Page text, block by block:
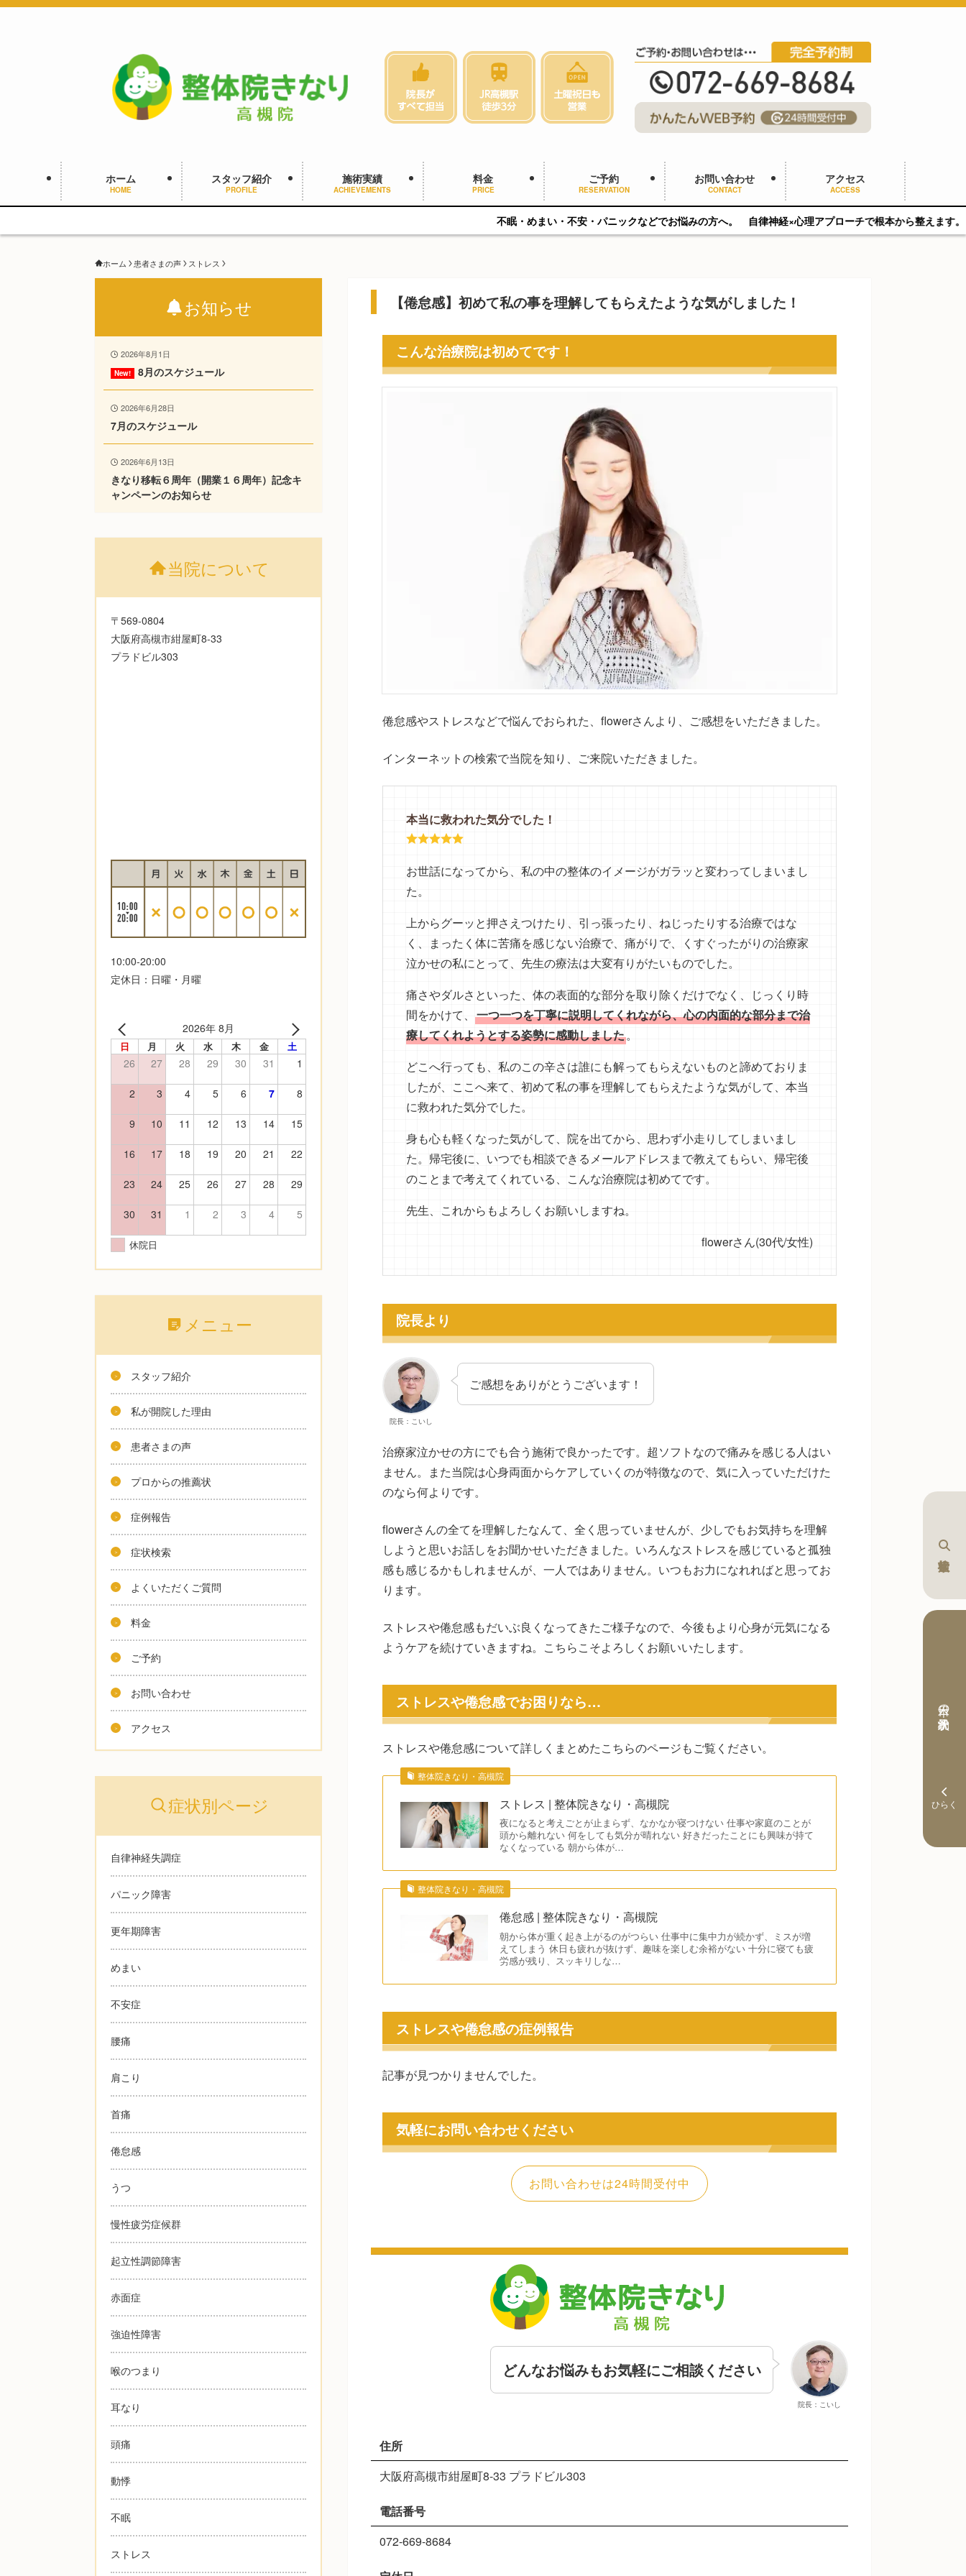
ホーム
HOME
スタッフ紹介
PROFILE
施術実績
ACHIEVEMENTS
料金
PRICE
ご予約
RESERVATION
お問い合わせ
CONTACT
アクセス
ACCESS
不眠・めまい・不安・パニックなどでお悩みの方へ。 自律神経×心理アプローチで根本から整えます。 完全マ
ホーム 患者さまの声 ストレス
【倦怠感】初めて私の事を理解してもらえたような気がしました！
本日の予約状況
こんな治療院は初めてです！
倦怠感やストレスなどで悩んでおられた、flowerさんより、ご感想をいただきました。
インターネットの検索で当院を知り、ご来院いただきました。
本当に救われた気分でした！
お世話になってから、私の中の整体のイメージがガラッと変わってしまいまし
た。
上からグーッと押さえつけたり、引っ張ったり、ねじったりする治療ではな
く、まったく体に苦痛を感じない治療で、痛がりで、くすぐったがりの治療家
泣かせの私にとって、先生の療法は大変有りがたいものでした。
痛さやダルさといった、体の表面的な部分を取り除くだけでなく、じっくり時
間をかけて、 一つ一つを丁寧に説明してくれながら、心の内面的な部分まで治
療してくれようとする姿勢に感動しました。
どこへ行っても、私のこの辛さは誰にも解ってもらえないものと諦めておりま
したが、ここへ来て、初めて私の事を理解してもらえたような気がして、本当
に救われた気分でした。
身も心も軽くなった気がして、院を出てから、思わず小走りしてしまいまし
た。帰宅後に、いつでも相談できるメールアドレスまで教えてもらい、帰宅後
のことまで考えてくれている、こんな治療院は初めてです。
先生、これからもよろしくお願いしますね。
flowerさん(30代/女性)
院長より
院長：こいし
ご感想をありがとうございます！
治療家泣かせの方にでも合う施術で良かったです。超ソフトなので痛みを感じる人はい
ません。また当院は心身両面からケアしていくのが特徴なので、気に入っていただけた
のなら何よりです。
flowerさんの全てを理解したなんて、全く思っていませんが、少しでもお気持ちを理解
しようと思いお話しをお聞かせいただきました。いろんなストレスを感じていると孤独
感も感じるかもしれませんが、一人ではありません。いつもお力になれればと思ってお
ります。
ストレスや倦怠感もだいぶ良くなってきたご様子なので、今後もより心身が元気になる
ようケアを続けていきますね。こちらこそよろしくお願いいたします。
ストレスや倦怠感でお困りなら…
ストレスや倦怠感について詳しくまとめたこちらのページもご覧ください。
整体院きなり・高槻院
ストレス | 整体院きなり・高槻院
夜になると考えごとが止まらず、なかなか寝つけない 仕事や家庭のことが
頭から離れない 何をしても気分が晴れない 好きだったことにも興味が持て
なくなっている 朝から体が…
整体院きなり・高槻院
倦怠感 | 整体院きなり・高槻院
朝から体が重く起き上がるのがつらい 仕事中に集中力が続かず、ミスが増
えてしまう 休日も疲れが抜けず、趣味を楽しむ余裕がない 十分に寝ても疲
労感が残り、スッキリしな…
ストレスや倦怠感の症例報告
記事が見つかりませんでした。
気軽にお問い合わせください
お問い合わせは24時間受付中
院長：こいし
どんなお悩みもお気軽にご相談ください
住所
大阪府高槻市紺屋町8-33 プラドビル303
電話番号
072-669-8684
お知らせ
2026年8月1日
8月のスケジュール
2026年6月28日
7月のスケジュール
2026年6月13日
きなり移転６周年（開業１６周年）記念キ
ャンペーンのお知らせ
当院について
〒569-0804
大阪府高槻市紺屋町8-33
プラドビル303
10:00-20:00
定休日：日曜・月曜
2026年 8月
日 月 火 水 木 金 土
26 27 28 29 30 31 1
2 3 4 5 6 7 8
9 10 11 12 13 14 15
16 17 18 19 20 21 22
23 24 25 26 27 28 29
30 31 1 2 3 4 5
休院日
メニュー
スタッフ紹介
私が開院した理由
患者さまの声
プロからの推薦状
症例報告
症状検索
よくいただくご質問
料金
ご予約
お問い合わせ
アクセス
症状別ページ
自律神経失調症
パニック障害
更年期障害
めまい
不安症
腰痛
肩こり
首痛
倦怠感
うつ
慢性疲労症候群
起立性調節障害
赤面症
強迫性障害
喉のつまり
耳なり
頭痛
動悸
不眠
ストレス